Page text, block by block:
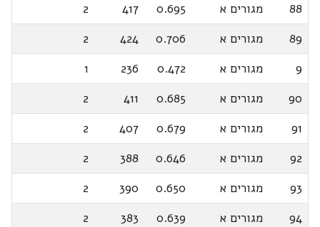
88
מגורים א 0.695
417
2
89
מגורים א 0.706
424
2
9
מגורים א 0.472
236
1
90
מגורים א 0.685
411
2
91
מגורים א 0.679
407
2
92
מגורים א 0.646
388
2
93
מגורים א 0.650
390
2
94
מגורים א 0.639
383
2